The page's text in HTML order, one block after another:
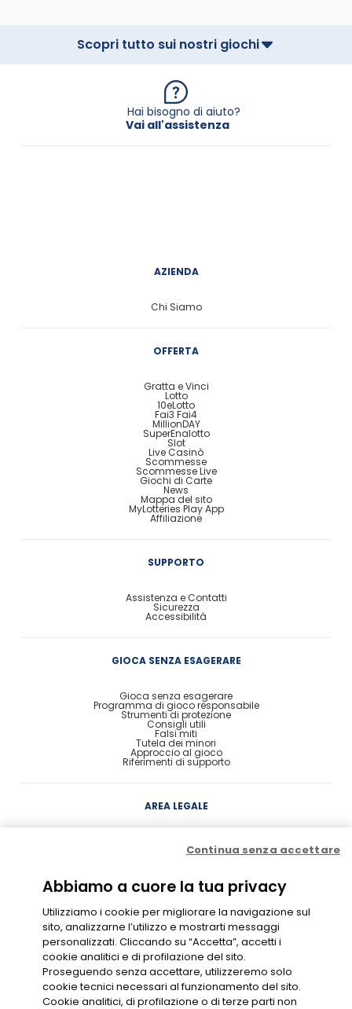
Scopri tutto sui nostri giochi
Hai bisogno di aiuto?
Vai all'assistenza
AZIENDA
Chi Siamo
OFFERTA
Gratta e Vinci
Lotto
10eLotto
Fai3 Fai4
MillionDAY
SuperEnalotto
Slot
Live Casinò
Scommesse
Scommesse Live
Giochi di Carte
News
Mappa del sito
MyLotteries Play App
Affiliazione
SUPPORTO
Assistenza e Contatti
Sicurezza
Accessibilità
GIOCA SENZA ESAGERARE
Gioca senza esagerare
Programma di gioco responsabile
Strumenti di protezione
Consigli utili
Falsi miti
Tutela dei minori
Approccio al gioco
Riferimenti di supporto
AREA LEGALE
Contratto di Conto Gioco
Privacy
Cookie Policy
Codice di Condotta
Gestione Cookie
GIOCO RESPONSABILE
Abbiamo a cuore la tua privacy
Utilizziamo i cookie per migliorare la navigazione sul
sito, analizzarne l’utilizzo e mostrarti messaggi
personalizzati. Cliccando su “Accetta”, accetti i
cookie analitici e di profilazione del sito.
Proseguendo senza accettare, utilizzeremo solo
cookie tecnici necessari al funzionamento del sito.
Cookie analitici, di profilazione o di terze parti non
Continua senza accettare